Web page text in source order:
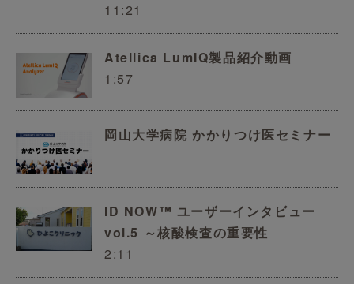
11:21
Atellica LumIQ製品紹介動画
1:57
岡山大学病院 かかりつけ医セミナー
ID NOW™ ユーザーインタビュー
vol.5 ～核酸検査の重要性
2:11